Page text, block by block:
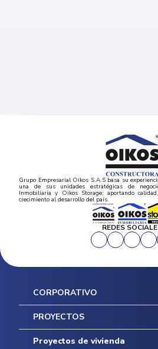
Grupo Empresarial Oikos S.A.S basa su
una de sus unidades estratégicas de
Inmobiliaria y Oikos Storage; aportando
crecimiento al desarrollo del país.
REDES
CORPORATIVO
Inicio
Mapa del sitio
Postventas
PROYECTOS
Proyectos de vivienda